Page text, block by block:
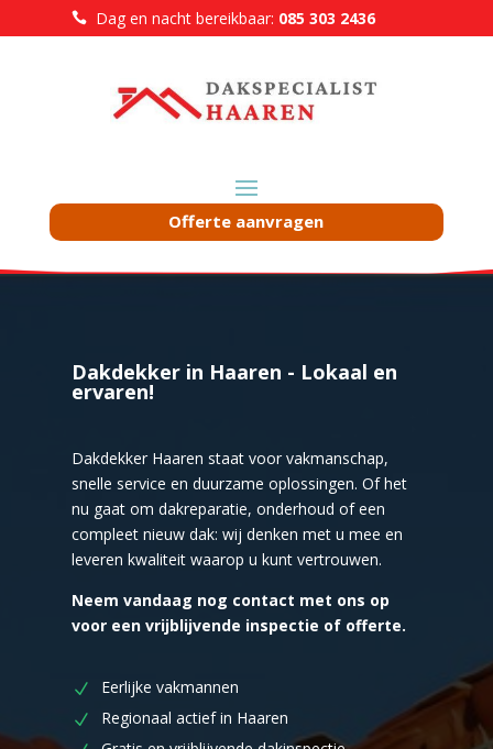
Dag en nacht bereikbaar: 085 303 2436
Offerte aanvragen
Dakdekker in Haaren - Lokaal en
ervaren!
Dakdekker Haaren staat voor vakmanschap,
snelle service en duurzame oplossingen. Of het
nu gaat om dakreparatie, onderhoud of een
compleet nieuw dak: wij denken met u mee en
leveren kwaliteit waarop u kunt vertrouwen.
Neem vandaag nog contact met ons op
voor een vrijblijvende inspectie of offerte.
Eerlijke vakmannen
Regionaal actief in Haaren